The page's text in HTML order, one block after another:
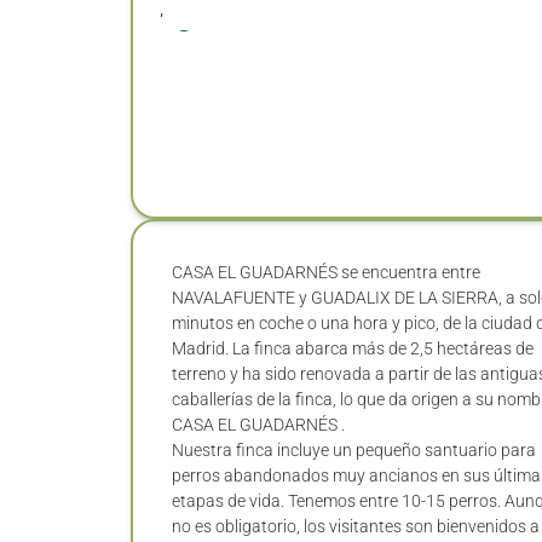
,
CASA EL GUADARNÉS se encuentra entre
NAVALAFUENTE y GUADALIX DE LA SIERRA, a
minutos en coche o una hora y pico, de la ciudad
Madrid. La finca abarca más de 2,5 hectáreas de
terreno y ha sido renovada a partir de las
caballerías de la finca, lo que da origen a su
CASA EL GUADARNÉS .
Nuestra finca incluye un pequeño santuario para
perros abandonados muy ancianos en sus
etapas de vida. Tenemos entre 10-15 perros.
no es obligatorio, los visitantes son bienvenidos a